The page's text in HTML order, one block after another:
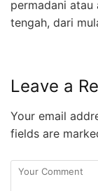
permadani
tengah, dari
Leave a
Your email
fields are